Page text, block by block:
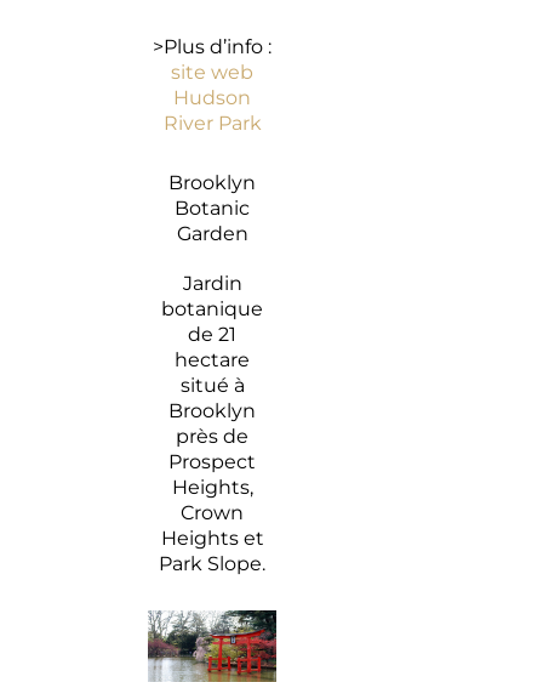
>Plus d’info :
site web
Hudson
River Park
Brooklyn
Botanic
Garden
Jardin
botanique
de 21
hectare
situé à
Brooklyn
près de
Prospect
Heights,
Crown
Heights et
Park Slope.